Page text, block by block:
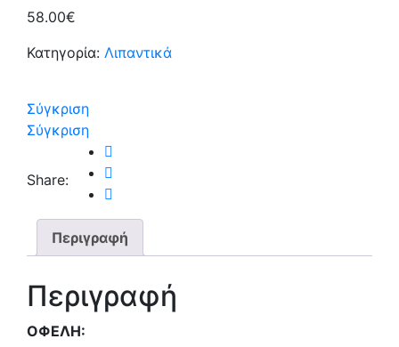
58.00€
Κατηγορία: Λιπαντικά
Σύγκριση
Σύγκριση
Share:
Περιγραφή
Περιγραφή
ΟΦΕΛΗ: